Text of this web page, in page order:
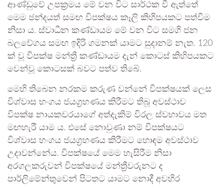
ආණ්ඩුවේ උපක්‍රමය මේ වන විට සාර්ථක වී ඇත්තේ
මෙම ඡන්දයත් සමඟ විපක්ෂය කෑලි කිහිපයකට පත්වීම
නිසා ය. ස්වාධීන කණ්ඩායම මේ වන විට සමගි ජන
බලවේගය සමඟ ඉදිරි ගමනක් යාමට සුදානම් නැත. 120
ක් වූ විපක්ෂ මන්ත්‍රී කණ්ඩායම දැන් කොටස් කිහිපයකට
වෙන්වූ කොටසක් බවට පත්ව තිබේ.
මෙහි තිබෙන නරකම කරුණ වන්නේ විපක්ෂයක් ලෙස
විශ්වාස භංගය ජයග්‍රහණය කිරීමට තිබූ අවස්ථාව
විපක්ෂ නායකවරයාගේ අත්දැකිම් විරල ස්වභාවය මත
මඟහැරී යාම ය. එසේ නොවුණා නම් විපක්ෂයට
විශ්වාස භංගය ජයග්‍රහණය කිරීමට හොඳම අවස්ථාව
උදාවන්නේය. විපක්ෂයේ මෙම හැසිරීම නිසා
අරගලකරුවන් විපක්ෂයේ මන්ත්‍රීවරුනට ද
පාර්ලිමේන්තුවෙන් පිටතට යාමට නොදී අවහිර